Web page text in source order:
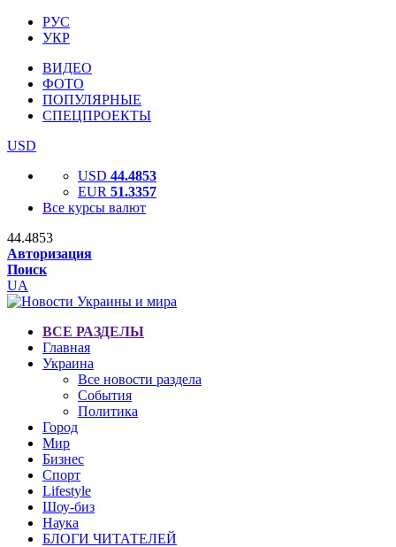
РУС
УКР
ВИДЕО
ФОТО
ПОПУЛЯРНЫЕ
СПЕЦПРОЕКТЫ
USD
USD 44.4853
EUR 51.3357
Все курсы валют
44.4853
Авторизация
Поиск
UA
ВСЕ РАЗДЕЛЫ
Главная
Украина
Все новости раздела
События
Политика
Город
Мир
Бизнес
Спорт
Lifestyle
Шоу-биз
Наука
БЛОГИ ЧИТАТЕЛЕЙ